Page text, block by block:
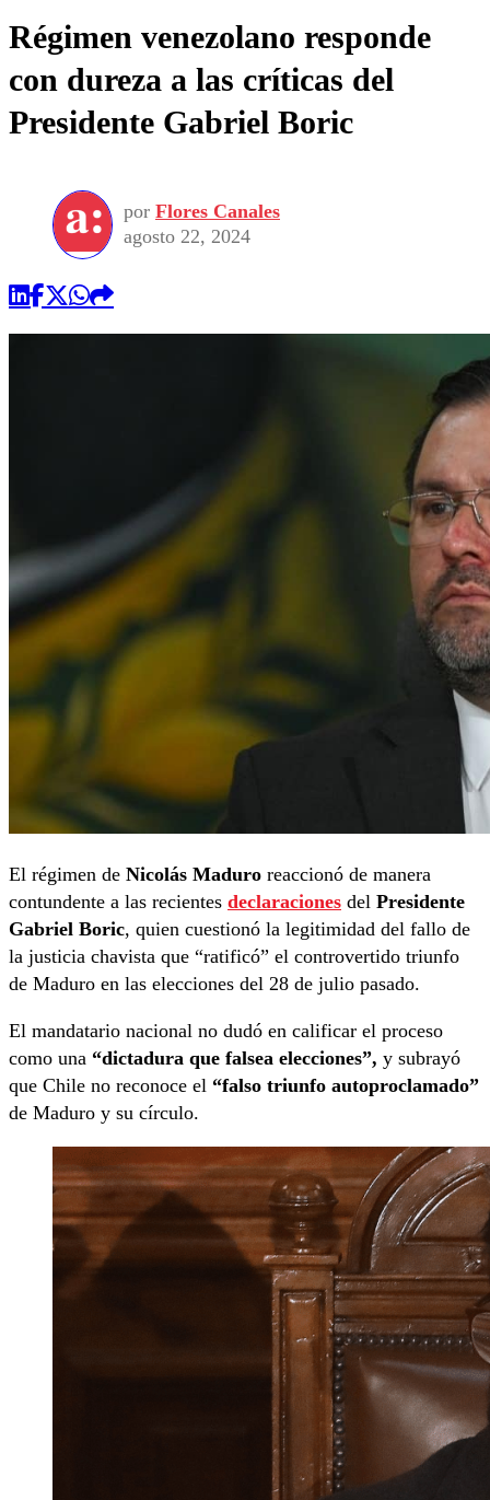
Régimen venezolano responde
con dureza a las críticas del
Presidente Gabriel Boric
por Flores Canales
agosto 22, 2024
El régimen de Nicolás Maduro reaccionó de manera
contundente a las recientes declaraciones del Presidente
Gabriel Boric, quien cuestionó la legitimidad del fallo de
la justicia chavista que “ratificó” el controvertido triunfo
de Maduro en las elecciones del 28 de julio pasado.
El mandatario nacional no dudó en calificar el proceso
como una “dictadura que falsea elecciones”, y subrayó
que Chile no reconoce el “falso triunfo autoproclamado”
de Maduro y su círculo.